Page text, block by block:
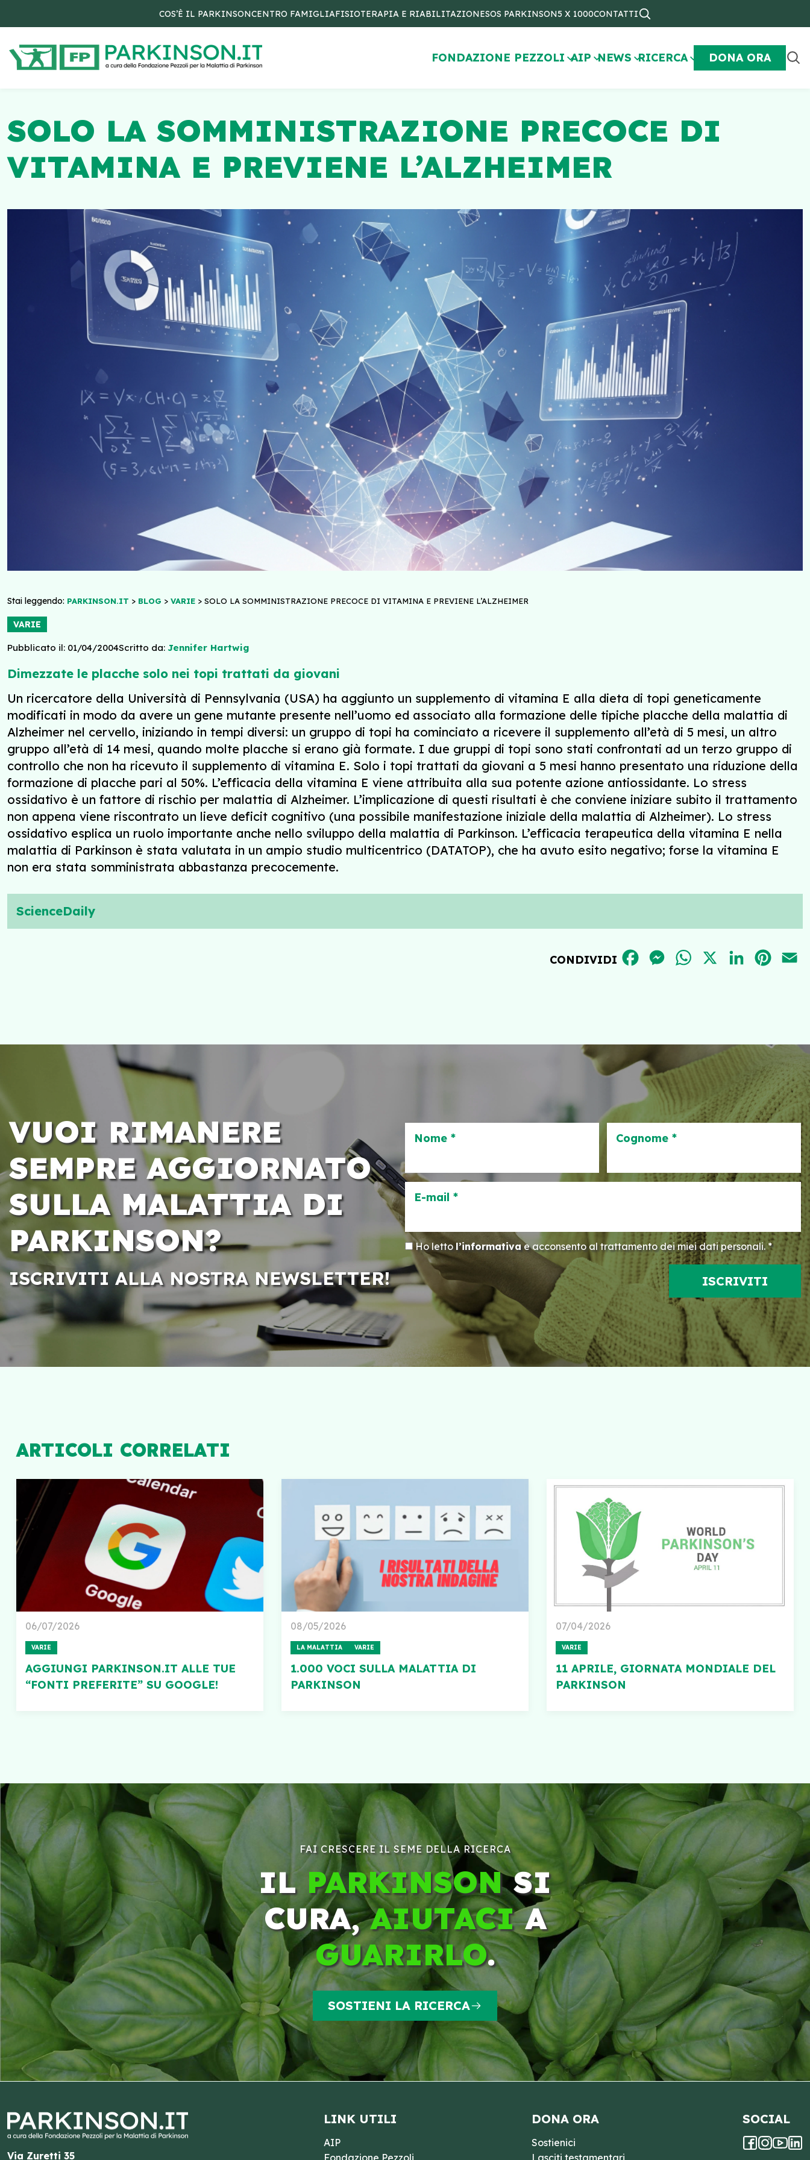
COS’È IL PARKINSONCENTRO FAMIGLIAFISIOTERAPIA E RIABILITAZIONESOS PARKINSON5 X 1000CONTATTI
FONDAZIONE PEZZOLI AIP NEWS RICERCA DONA ORA
SOLO LA SOMMINISTRAZIONE PRECOCE DI
VITAMINA E PREVIENE L’ALZHEIMER
Stai leggendo: PARKINSON.IT > BLOG > VARIE > SOLO LA SOMMINISTRAZIONE PRECOCE DI VITAMINA E PREVIENE L’ALZHEIMER
VARIE
Pubblicato il: 01/04/2004Scritto da: Jennifer Hartwig
Dimezzate le placche solo nei topi trattati da giovani
Un ricercatore della Università di Pennsylvania (USA) ha aggiunto un supplemento di vitamina E alla dieta di topi geneticamente
modificati in modo da avere un gene mutante presente nell’uomo ed associato alla formazione delle tipiche placche della malattia di
Alzheimer nel cervello, iniziando in tempi diversi: un gruppo di topi ha cominciato a ricevere il supplemento all’età di 5 mesi, un altro
gruppo all’età di 14 mesi, quando molte placche si erano già formate. I due gruppi di topi sono stati confrontati ad un terzo gruppo di
controllo che non ha ricevuto il supplemento di vitamina E. Solo i topi trattati da giovani a 5 mesi hanno presentato una riduzione della
formazione di placche pari al 50%. L’efficacia della vitamina E viene attribuita alla sua potente azione antiossidante. Lo stress
ossidativo è un fattore di rischio per malattia di Alzheimer. L’implicazione di questi risultati è che conviene iniziare subito il trattamento
non appena viene riscontrato un lieve deficit cognitivo (una possibile manifestazione iniziale della malattia di Alzheimer). Lo stress
ossidativo esplica un ruolo importante anche nello sviluppo della malattia di Parkinson. L’efficacia terapeutica della vitamina E nella
malattia di Parkinson è stata valutata in un ampio studio multicentrico (DATATOP), che ha avuto esito negativo; forse la vitamina E
non era stata somministrata abbastanza precocemente.
ScienceDaily
CONDIVIDI FACEBOOKMESSENGER
WHATSAPPLINKEDIN
VUOI RIMANERE
SEMPRE AGGIORNATO
SULLA MALATTIA DI
PARKINSON?
ISCRIVITI ALLA NOSTRA NEWSLETTER!
Nome * Cognome *
E-mail *
Ho letto l’informativae acconsento al trattamento dei miei dati personali. *
ARTICOLI CORRELATI
06/07/2026
VARIE
AGGIUNGI PARKINSON.IT ALLE TUE
“FONTI PREFERITE” SU GOOGLE!
08/05/2026
LA MALATTIA VARIE
1.000 VOCI SULLA MALATTIA DI
PARKINSON
07/04/2026
VARIE
11 APRILE, GIORNATA MONDIALE DEL
PARKINSON
FAI CRESCERE IL SEME DELLA RICERCA
ILPARKINSONSI
CURA,AIUTACIA
GUARIRLO.
SOSTIENI LA RICERCA
Via Zuretti 35
LINK UTILI
AIP
Fondazione Pezzoli
DONA ORA
Sostienici
Lasciti testamentari
SOCIAL